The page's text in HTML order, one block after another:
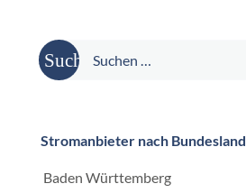
Suche
nach:
Stromanbieter nach Bundesland
Baden Württemberg